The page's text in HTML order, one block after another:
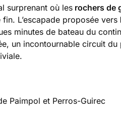
surprenant où les rochers de
L’escapade proposée vers
minutes de bateau du
un incontournable circuit
Paimpol et Perros-Guirec